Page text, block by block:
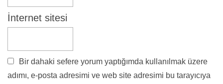
İnternet sitesi
Bir dahaki sefere yorum yaptığımda kullanılmak üzere
adımı, e-posta adresimi ve web site adresimi bu tarayıcıya